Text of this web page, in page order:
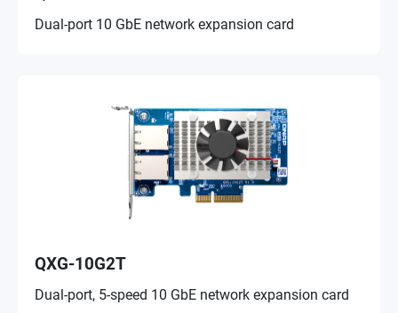
Dual-port 10 GbE network expansion card
QXG-10G2T
Dual-port, 5-speed 10 GbE network expansion card